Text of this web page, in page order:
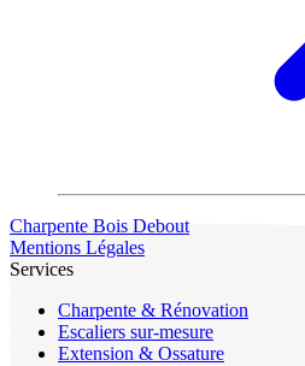
Charpente Bois Debout
Mentions Légales
Services
Charpente & Rénovation
Escaliers sur-mesure
Extension & Ossature